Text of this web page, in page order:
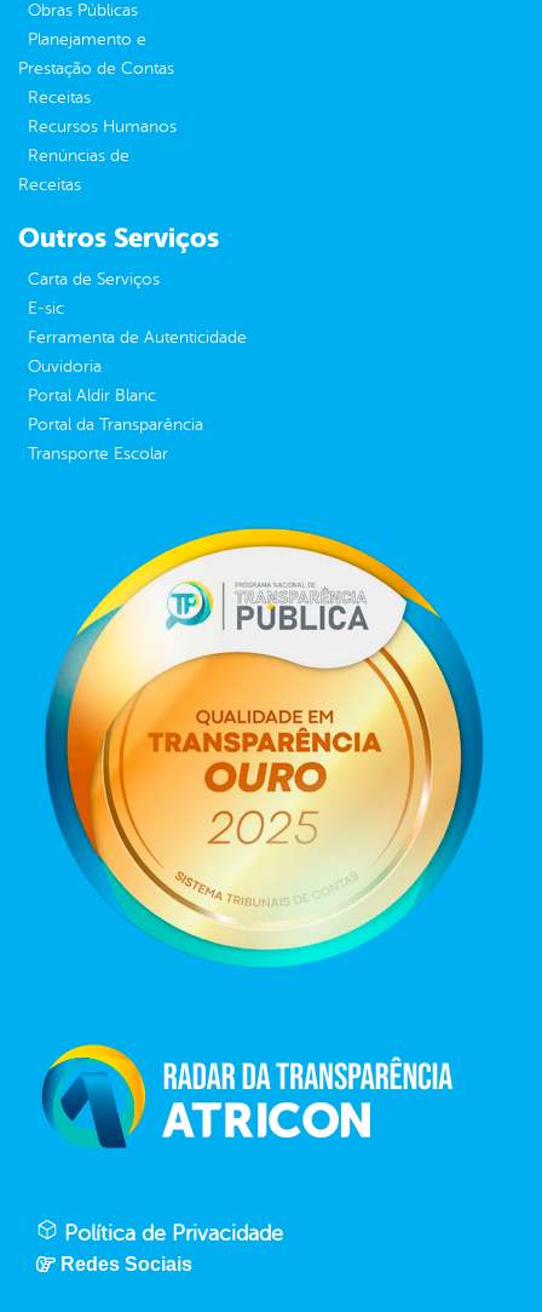
Obras Públicas
Planejamento e
Prestação de Contas
Receitas
Recursos Humanos
Renúncias de
Receitas
Outros Serviços
Carta de Serviços
E-sic
Ferramenta de Autenticidade
Ouvidoria
Portal Aldir Blanc
Portal da Transparência
Transporte Escolar
Política de Privacidade
Redes Sociais